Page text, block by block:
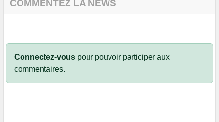
COMMENTEZ LA NEWS
Connectez-vous pour pouvoir participer aux
commentaires.